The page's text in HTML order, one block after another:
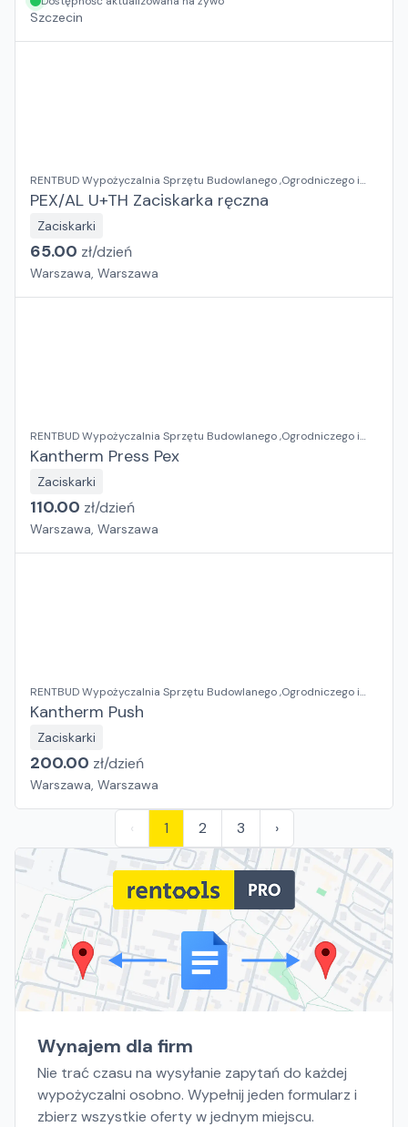
Szczecin
RENTBUD Wypożyczalnia Sprzętu Budowlanego ,Ogrodniczego i
Elektronarzędzi
PEX/AL U+TH Zaciskarka ręczna
Zaciskarki
65.00 zł/dzień
Warszawa, Warszawa
RENTBUD Wypożyczalnia Sprzętu Budowlanego ,Ogrodniczego i
Elektronarzędzi
Kantherm Press Pex
Zaciskarki
110.00 zł/dzień
Warszawa, Warszawa
RENTBUD Wypożyczalnia Sprzętu Budowlanego ,Ogrodniczego i
Elektronarzędzi
Kantherm Push
Zaciskarki
200.00 zł/dzień
Warszawa, Warszawa
‹ 1 2 3 ›
Wynajem dla firm
Nie trać czasu na wysyłanie zapytań do każdej
wypożyczalni osobno. Wypełnij jeden formularz i
zbierz wszystkie oferty w jednym miejscu.